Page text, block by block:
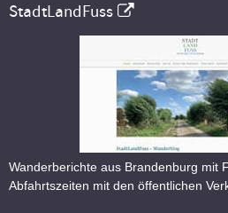
StadtLandFuss
Wanderberichte aus Brandenburg mit
Abfahrtszeiten mit den öffentlichen